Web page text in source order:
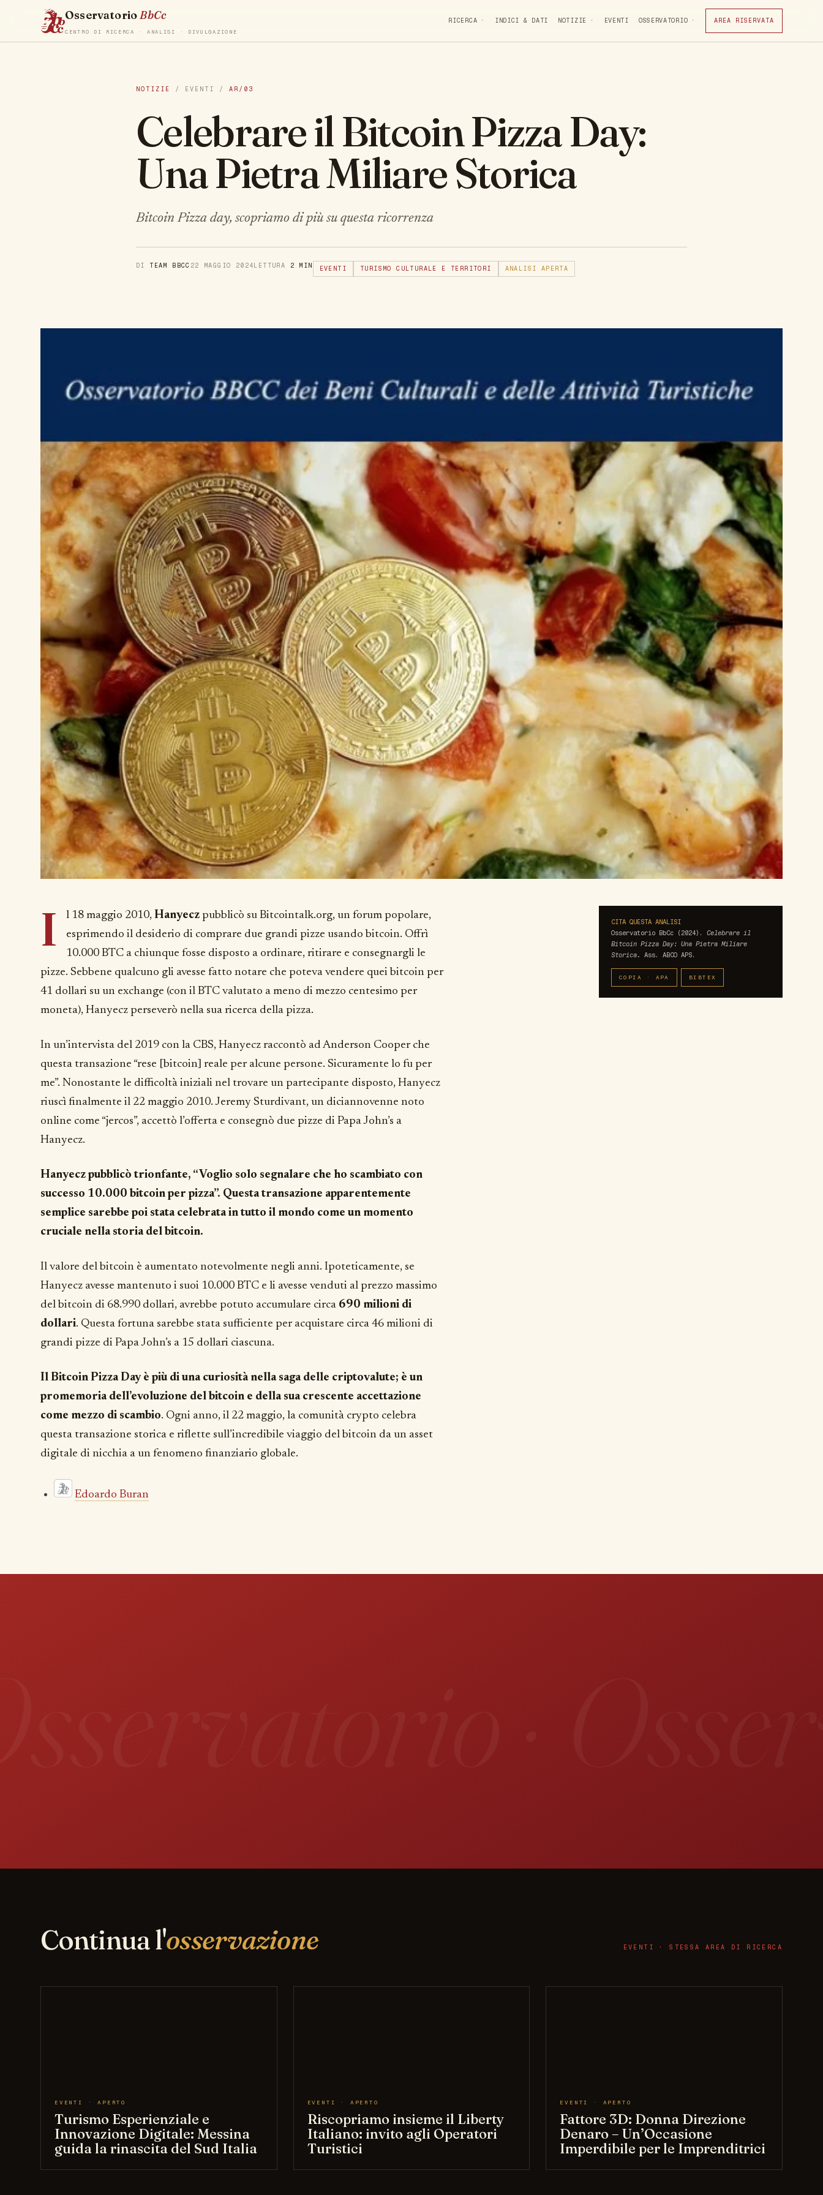
Osservatorio BbCc
CENTRO DI RICERCA · ANALISI · DIVULGAZIONE
RICERCA INDICI & DATI NOTIZIE EVENTI OSSERVATORIO AREA RISERVATA
NOTIZIE / EVENTI / AR/03
Celebrare il Bitcoin Pizza Day:
Una Pietra Miliare Storica
Bitcoin Pizza day, scopriamo di più su questa ricorrenza
DI TEAM BBCC 22 MAGGIO 2024LETTURA 2 MIN EVENTI TURISMO CULTURALE E TERRITORI ANALISI APERTA
I l 18 maggio 2010, Hanyecz pubblicò su Bitcointalk.org, un forum popolare,
esprimendo il desiderio di comprare due grandi pizze usando bitcoin. Offrì
10.000 BTC a chiunque fosse disposto a ordinare, ritirare e consegnargli le
pizze. Sebbene qualcuno gli avesse fatto notare che poteva vendere quei bitcoin per
41 dollari su un exchange (con il BTC valutato a meno di mezzo centesimo per
moneta), Hanyecz perseverò nella sua ricerca della pizza.
In un’intervista del 2019 con la CBS, Hanyecz raccontò ad Anderson Cooper che
questa transazione “rese [bitcoin] reale per alcune persone. Sicuramente lo fu per
me”. Nonostante le difficoltà iniziali nel trovare un partecipante disposto, Hanyecz
riuscì finalmente il 22 maggio 2010. Jeremy Sturdivant, un diciannovenne noto
online come “jercos”, accettò l’offerta e consegnò due pizze di Papa John’s a
Hanyecz.
Hanyecz pubblicò trionfante, “Voglio solo segnalare che ho scambiato con
successo 10.000 bitcoin per pizza”. Questa transazione apparentemente
semplice sarebbe poi stata celebrata in tutto il mondo come un momento
cruciale nella storia del bitcoin.
Il valore del bitcoin è aumentato notevolmente negli anni. Ipoteticamente, se
Hanyecz avesse mantenuto i suoi 10.000 BTC e li avesse venduti al prezzo massimo
del bitcoin di 68.990 dollari, avrebbe potuto accumulare circa 690 milioni di
dollari. Questa fortuna sarebbe stata sufficiente per acquistare circa 46 milioni di
grandi pizze di Papa John’s a 15 dollari ciascuna.
Il Bitcoin Pizza Day è più di una curiosità nella saga delle criptovalute; è un
promemoria dell’evoluzione del bitcoin e della sua crescente accettazione
come mezzo di scambio. Ogni anno, il 22 maggio, la comunità crypto celebra
questa transazione storica e riflette sull’incredibile viaggio del bitcoin da un asset
digitale di nicchia a un fenomeno finanziario globale.
Edoardo Buran
CITA QUESTA ANALISI
Osservatorio BbCc (2024). Celebrare il
Bitcoin Pizza Day: Una Pietra Miliare
Storica.
Ass. ABCO APS.
COPIA · APA BIBTEX
Continua l'osservazione EVENTI · STESSA AREA DI RICERCA
EVENTI · APERTO
Turismo Esperienziale e
Innovazione Digitale: Messina
guida la rinascita del Sud Italia
EVENTI · APERTO
Riscopriamo insieme il Liberty
Italiano: invito agli Operatori
Turistici
EVENTI · APERTO
Fattore 3D: Donna Direzione
Denaro – Un’Occasione
Imperdibile per le Imprenditrici